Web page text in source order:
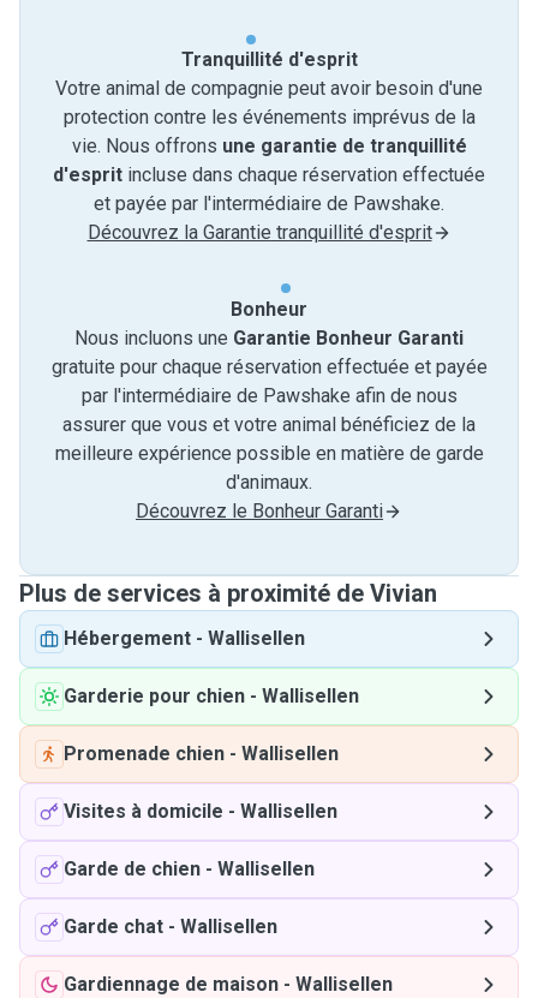
Tranquillité d'esprit
Votre animal de compagnie peut avoir besoin d'une
protection contre les événements imprévus de la
vie. Nous offrons une garantie de tranquillité
d'esprit incluse dans chaque réservation effectuée
et payée par l'intermédiaire de Pawshake.
Découvrez la Garantie tranquillité d'esprit
Bonheur
Nous incluons une Garantie Bonheur Garanti
gratuite pour chaque réservation effectuée et payée
par l'intermédiaire de Pawshake afin de nous
assurer que vous et votre animal bénéficiez de la
meilleure expérience possible en matière de garde
d'animaux.
Découvrez le Bonheur Garanti
Plus de services à proximité de Vivian
Hébergement - Wallisellen
Garderie pour chien - Wallisellen
Promenade chien - Wallisellen
Visites à domicile - Wallisellen
Garde de chien - Wallisellen
Garde chat - Wallisellen
Gardiennage de maison - Wallisellen